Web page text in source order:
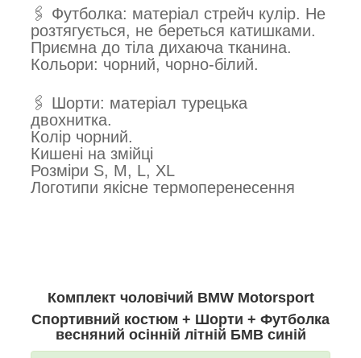
🖇 Футболка: матеріал стрейч кулір. Не
розтягується, не береться катишками.
Приємна до тіла дихаюча тканина.
Кольори: чорний, чорно-білий.
🖇 Шорти: матеріал турецька
двохнитка.
Колір чорний.
Кишені на змійці
Розміри S, M, L, XL
Логотипи якісне термоперенесення
Комплект чоловічий BMW Motorsport
Спортивний костюм + Шорти + Футболка
весняний осінній літній БМВ синій